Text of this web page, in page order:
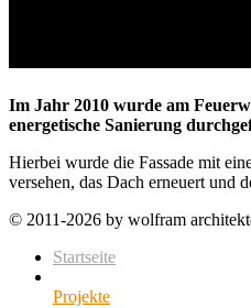
Im Jahr 2010 wurde am
energetische Sanierung
Hierbei wurde die Fassade mit
versehen, das Dach erneuert und
© 2011-2026 by wolfram
Startseite
Projekte